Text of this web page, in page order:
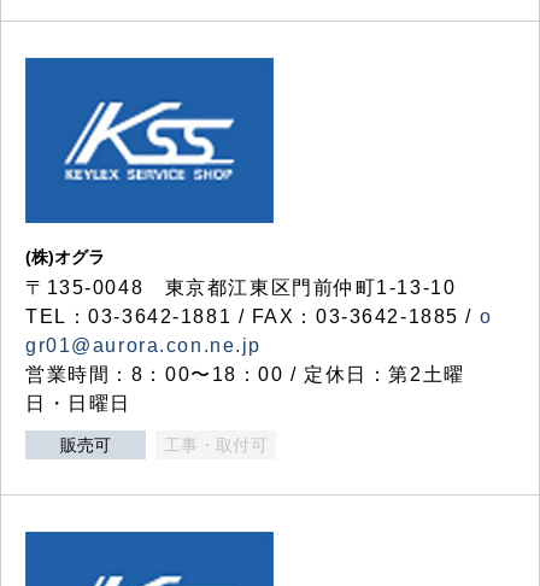
(株)オグラ
〒135-0048 東京都江東区門前仲町1-13-10
TEL：03-3642-1881 / FAX：03-3642-1885 / o
gr01@aurora.con.ne.jp
営業時間：8：00〜18：00 / 定休日：第2土曜
日・日曜日
販売可 工事・取付可